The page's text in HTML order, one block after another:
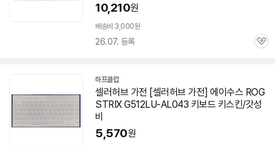
10,210원
배송비 3,000원
26.07. 등록
관
하프클럽
셀러허브 가전 [셀러허브 가전] 에이수스 ROG
STRIX G512LU-AL043 키보드 키스킨/갓성
비
5,570원